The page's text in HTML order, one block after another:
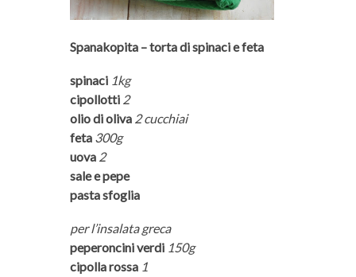
Spanakopita – torta di spinaci e feta
spinaci 1kg
cipollotti 2
olio di oliva 2 cucchiai
feta 300g
uova 2
sale e pepe
pasta sfoglia
per l’insalata greca
peperoncini verdi 150g
cipolla rossa 1